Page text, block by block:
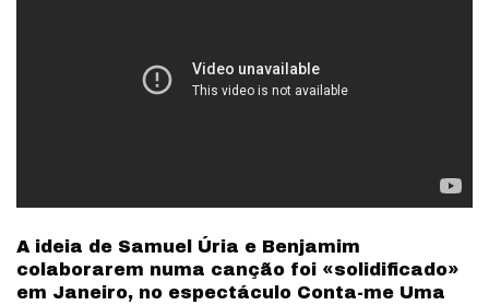
A ideia de Samuel Úria e Benjamim
colaborarem numa canção foi «solidificado»
em Janeiro, no espectáculo Conta-me Uma